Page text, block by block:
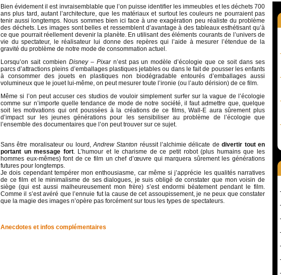
Bien évidement il est invraisemblable que l’on puisse identifier les immeubles et les déchets 700
ans plus tard, autant l’architecture, que les matériaux et surtout les couleurs ne pourraient pas
tenir aussi longtemps. Nous sommes bien ici face à une exagération peu réaliste du problème
des déchets. Les images sont belles et ressemblent d’avantage à des tableaux esthétisant qu’à
ce que pourrait réellement devenir la planète. En utilisant des éléments courants de l’univers de
vie du spectateur, le réalisateur lui donne des repères qui l’aide à mesurer l’étendue de la
gravité du problème de notre mode de consommation actuel.
Lorsqu’on sait combien Disney – Pixarn’est pas un modèle d’écologie que ce soit dans ses
parcs d’attractions pleins d’emballages plastiques jetables ou dans le fait de pousser les enfants
à consommer des jouets en plastiques non biodégradable entourés d’emballages aussi
volumineux que le jouet lui-même, on peut mesurer toute l’ironie (ou l’auto dérision) de ce film.
Même si l’on peut accuser ces studios de vouloir simplement surfer sur la vague de l’écologie
comme sur n’importe quelle tendance de mode de notre société, il faut admettre que, quelque
soit les motivations qui ont poussées à la créations de ce films, Wall-E aura sûrement plus
d’impact sur les jeunes générations pour les sensibiliser au problème de l’écologie que
l’ensemble des documentaires que l’on peut trouver sur ce sujet.
Sans être moralisateur ou lourd,Andrew Stanton réussit l’alchimie délicate dedivertir tout en
portant un message fort. L’humour et le charisme de ce petit robot (plus humains que les
hommes eux-mêmes) font de ce film un chef d’œuvre qui marquera sûrement les générations
futures pour longtemps.
Je dois cependant tempérer mon enthousiasme, car même si j’apprécie les qualités narratives
de ce film et le minimalisme de ses dialogues, je suis obligé de constater que mon voisin de
siège (qui est aussi malheureusement mon frère) s’est endormi béatement pendant le film.
Comme il s’est avéré que l’ennuie fut la cause de cet assoupissement, je ne peux que constater
que la magie des images n’opère pas forcément sur tous les types de spectateurs.
Anecdotes et infos complémentaires